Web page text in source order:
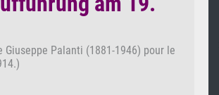
Palanti (1881-1946) pour le